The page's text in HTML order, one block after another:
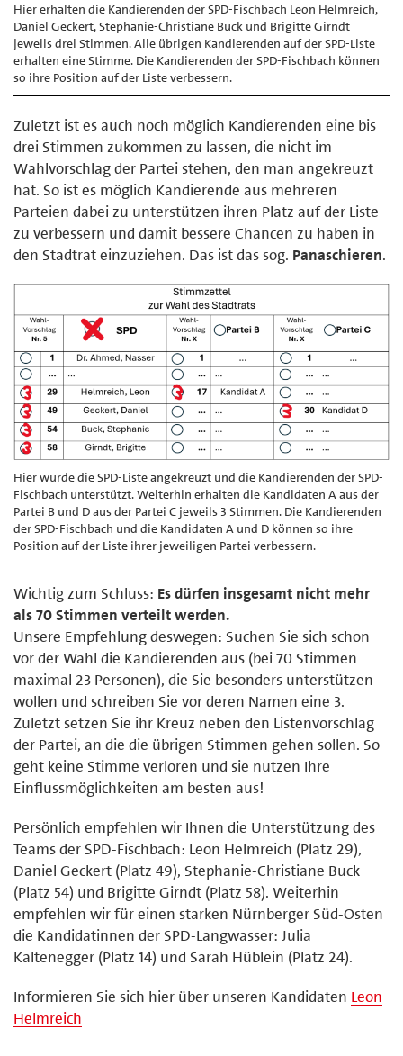
Hier erhalten die Kandierenden der SPD-Fischbach Leon Helmreich,
Daniel Geckert, Stephanie-Christiane Buck und Brigitte Girndt
jeweils drei Stimmen. Alle übrigen Kandierenden auf der SPD-Liste
erhalten eine Stimme. Die Kandierenden der SPD-Fischbach können
so ihre Position auf der Liste verbessern.
Zuletzt ist es auch noch möglich Kandierenden eine bis
drei Stimmen zukommen zu lassen, die nicht im
Wahlvorschlag der Partei stehen, den man angekreuzt
hat. So ist es möglich Kandierende aus mehreren
Parteien dabei zu unterstützen ihren Platz auf der Liste
zu verbessern und damit bessere Chancen zu haben in
den Stadtrat einzuziehen. Das ist das sog. Panaschieren.
Hier wurde die SPD-Liste angekreuzt und die Kandierenden der SPD-
Fischbach unterstützt. Weiterhin erhalten die Kandidaten A aus der
Partei B und D aus der Partei C jeweils 3 Stimmen. Die Kandierenden
der SPD-Fischbach und die Kandidaten A und D können so ihre
Position auf der Liste ihrer jeweiligen Partei verbessern.
Wichtig zum Schluss: Es dürfen insgesamt nicht mehr
als 70 Stimmen verteilt werden.
Unsere Empfehlung deswegen: Suchen Sie sich schon
vor der Wahl die Kandierenden aus (bei 70 Stimmen
maximal 23 Personen), die Sie besonders unterstützen
wollen und schreiben Sie vor deren Namen eine 3.
Zuletzt setzen Sie ihr Kreuz neben den Listenvorschlag
der Partei, an die die übrigen Stimmen gehen sollen. So
geht keine Stimme verloren und sie nutzen Ihre
Einflussmöglichkeiten am besten aus!
Persönlich empfehlen wir Ihnen die Unterstützung des
Teams der SPD-Fischbach: Leon Helmreich (Platz 29),
Daniel Geckert (Platz 49), Stephanie-Christiane Buck
(Platz 54) und Brigitte Girndt (Platz 58). Weiterhin
empfehlen wir für einen starken Nürnberger Süd-Osten
die Kandidatinnen der SPD-Langwasser: Julia
Kaltenegger (Platz 14) und Sarah Hüblein (Platz 24).
Informieren Sie sich hier über unseren Kandidaten Leon
Helmreich